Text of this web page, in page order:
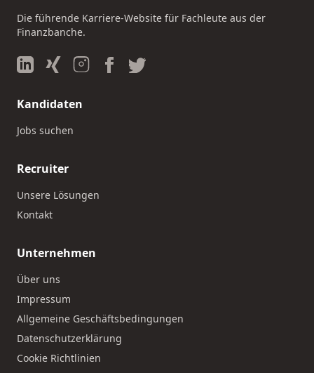
Die führende Karriere-Website für Fachleute aus der
Finanzbanche.
Kandidaten
Jobs suchen
Recruiter
Unsere Lösungen
Kontakt
Unternehmen
Über uns
Impressum
Allgemeine Geschäftsbedingungen
Datenschutzerklärung
Cookie Richtlinien